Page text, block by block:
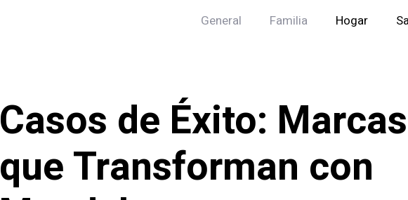
General Familia Hogar
Casos de Éxito: Marcas
que Transforman con